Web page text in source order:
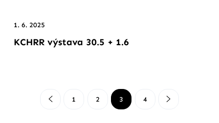
1. 6. 2025
KCHRR výstava 30.5 + 1.6
1 2 3 4